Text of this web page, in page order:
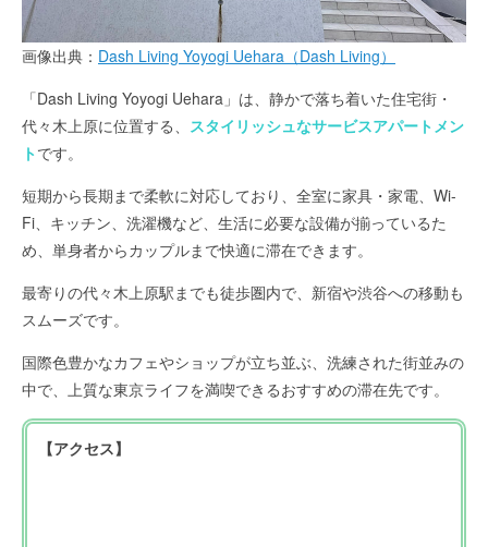
画像出典： Dash Living Yoyogi Uehara（Dash Living）
「Dash Living Yoyogi Uehara」は、静かで落ち着いた住宅街・
代々木上原に位置する、 スタイリッシュなサービスアパートメン
トです。
短期から長期まで柔軟に対応しており、全室に家具・家電、Wi-
Fi、キッチン、洗濯機など、生活に必要な設備が揃っているた
め、単身者からカップルまで快適に滞在できます。
最寄りの代々木上原駅までも徒歩圏内で、新宿や渋谷への移動も
スムーズです。
国際色豊かなカフェやショップが立ち並ぶ、洗練された街並みの
中で、上質な東京ライフを満喫できるおすすめの滞在先です。
【アクセス】